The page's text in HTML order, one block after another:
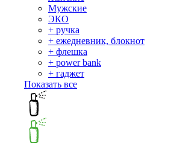
Мужские
ЭКО
+ ручка
+ ежедневник, блокнот
+ флешка
+ power bank
+ гаджет
Показать все